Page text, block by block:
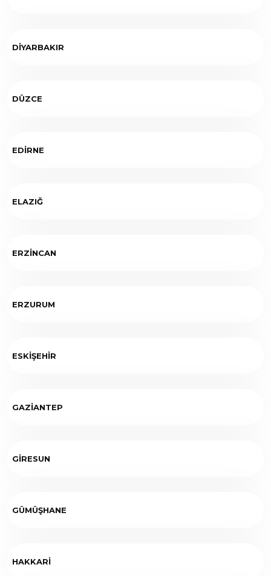
DİYARBAKIR
DÜZCE
EDİRNE
ELAZIĞ
ERZİNCAN
ERZURUM
ESKİŞEHİR
GAZİANTEP
GİRESUN
GÜMÜŞHANE
HAKKARİ